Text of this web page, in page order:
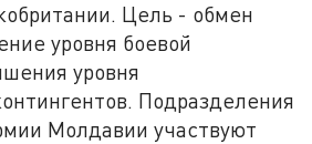
Цель - обмен
уровня боевой
уровня
Подразделения
Молдавии участвуют